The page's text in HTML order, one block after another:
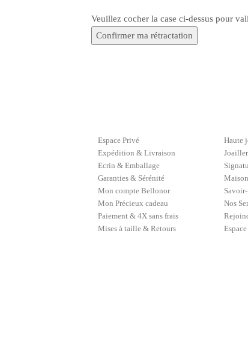
Veuillez cocher la case ci-dessus pour
Confirmer ma rétractation
Espace Privé
Expédition & Livraison
Ecrin & Emballage
Garanties & Sérénité
Mon compte Bellonor
Mon Précieux cadeau
Paiement & 4X sans frais
Mises à taille & Retours
Haute
Nos
Espace